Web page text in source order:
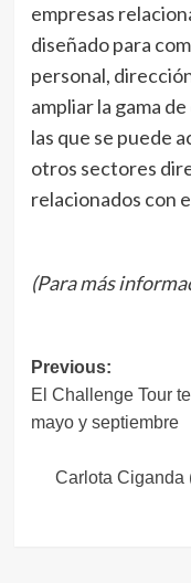
empresas
diseñado para
personal,
ampliar la gama
las que se puede
otros sectores
relacionados con
(Para más
de
entradas
Previous:
El Challenge Tour
mayo y septiembre
Carlota Ciganda